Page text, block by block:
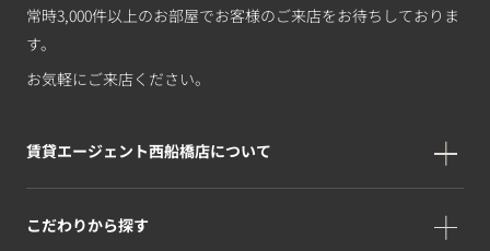
常時3,000件以上のお部屋でお客様のご来店をお待ちしておりま
す。
お気軽にご来店ください。
賃貸エージェント西船橋店について
こだわりから探す